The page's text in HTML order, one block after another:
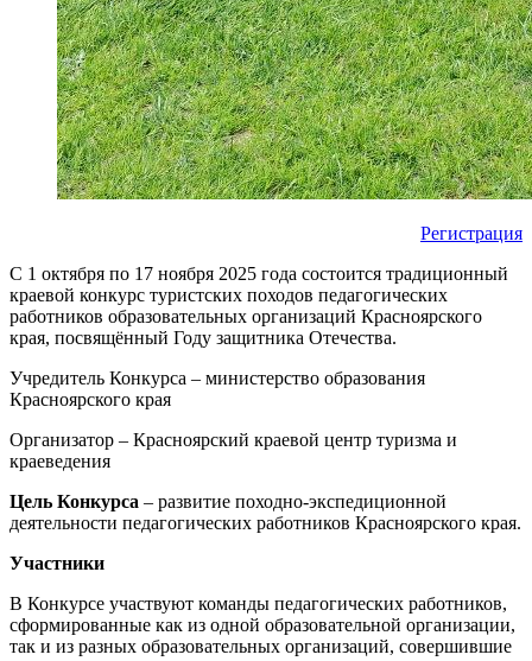
Регистрация
С 1 октября по 17 ноября 2025 года состоится традиционный
краевой конкурс туристских походов педагогических
работников образовательных организаций Красноярского
края, посвящённый Году защитника Отечества.
Учредитель Конкурса – министерство образования
Красноярского края
Организатор – Красноярский краевой центр туризма и
краеведения
Цель Конкурса – развитие походно-экспедиционной
деятельности педагогических работников Красноярского края.
Участники
В Конкурсе участвуют команды педагогических работников,
сформированные как из одной образовательной организации,
так и из разных образовательных организаций, совершившие